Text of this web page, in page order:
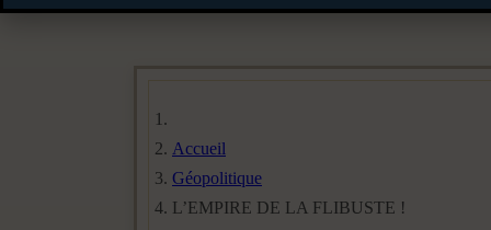
Accueil
Géopolitique
L’EMPIRE DE LA FLIBUSTE !